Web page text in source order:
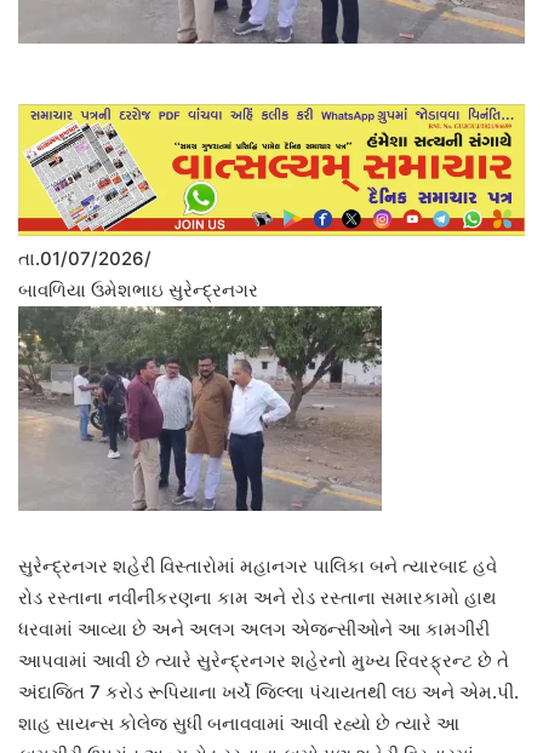
તા.01/07/2026/
બાવળિયા ઉમેશભાઇ સુરેન્દ્રનગર
સુરેન્દ્રનગર શહેરી વિસ્તારોમાં મહાનગર પાલિકા બને ત્યારબાદ હવે
રોડ રસ્તાના નવીનીકરણના કામ અને રોડ રસ્તાના સમારકામો હાથ
ધરવામાં આવ્યા છે અને અલગ અલગ એજન્સીઓને આ કામગીરી
આપવામાં આવી છે ત્યારે સુરેન્દ્રનગર શહેરનો મુખ્ય રિવરફ્રન્ટ છે તે
અંદાજિત 7 કરોડ રૂપિયાના ખર્ચે જિલ્લા પંચાયતથી લઇ અને એમ.પી.
શાહ સાયન્સ કોલેજ સુધી બનાવવામાં આવી રહ્યો છે ત્યારે આ